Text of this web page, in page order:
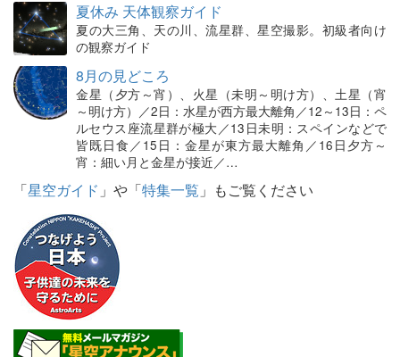
夏休み 天体観察ガイド
夏の大三角、天の川、流星群、星空撮影。初級者向け
の観察ガイド
8月の見どころ
金星（夕方～宵）、火星（未明～明け方）、土星（宵
～明け方）／2日：水星が西方最大離角／12～13日：ペ
ルセウス座流星群が極大／13日未明：スペインなどで
皆既日食／15日：金星が東方最大離角／16日夕方～
宵：細い月と金星が接近／…
「星空ガイド 」や「特集一覧 」もご覧ください